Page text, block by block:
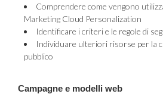
Comprendere come vengono
Marketing Cloud Personalization
Identificare i criteri e le regole di
Individuare ulteriori risorse per la
pubblico
Campagne e modelli web